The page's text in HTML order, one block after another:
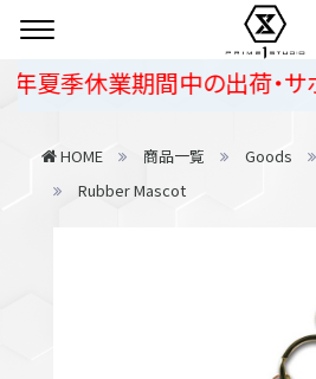
季休業期間中の出荷・サポー
HOME 商品一覧 Goods
Rubber Mascot